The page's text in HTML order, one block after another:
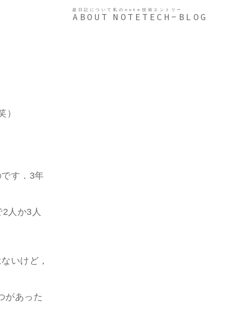
超日記について
ABOUT
私のnote
NOTE
技術エントリー
TECH-BLOG
）
す．3年
人か3人
いけど，
があった